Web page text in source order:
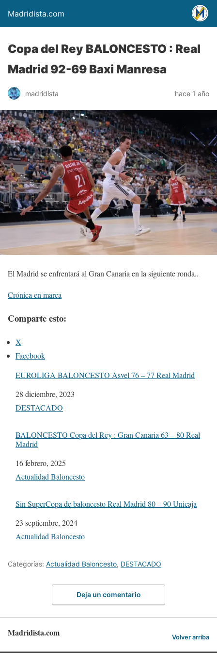
Madridista.com
Copa del Rey BALONCESTO : Real
Madrid 92-69 Baxi Manresa
madridista hace 1 año
El Madrid se enfrentará al Gran Canaria en la siguiente ronda..
Crónica en marca
Comparte esto:
X
Facebook
EUROLIGA BALONCESTO Asvel 76 – 77 Real Madrid
Fecha
28 diciembre, 2023
Respecto a
DESTACADO
BALONCESTO Copa del Rey : Gran Canaria 63 – 80 Real
Madrid
Fecha
16 febrero, 2025
Respecto a
Actualidad Baloncesto
Sin SuperCopa de baloncesto Real Madrid 80 – 90 Unicaja
Fecha
23 septiembre, 2024
Respecto a
Actualidad Baloncesto
Categorías: Actualidad Baloncesto, DESTACADO
Deja un comentario
Madridista.com Volver arriba